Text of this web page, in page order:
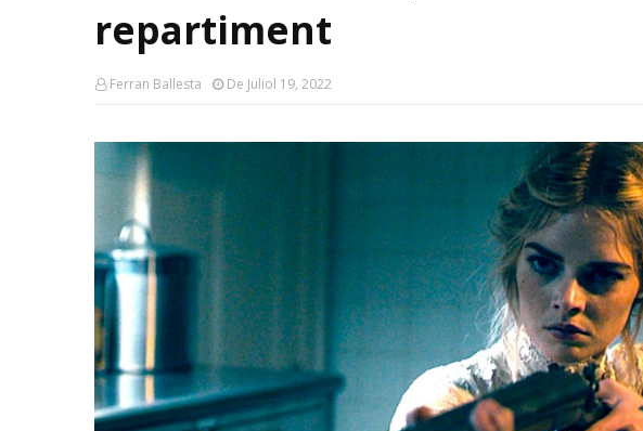
repartiment
Ferran Ballesta De Juliol 19, 2022